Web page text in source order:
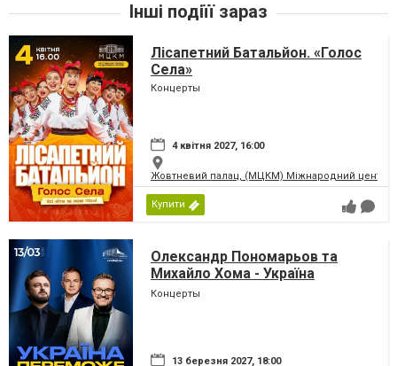
Інші подіїї зараз
Лісапетний Батальйон. «Голос
Села»
Концерты
4 квітня 2027, 16:00
Жовтневий палац, (МЦКМ) Міжнародний центр
Купити
Олександр Пономарьов та
Михайло Хома - Україна
Переможе!
Концерты
13 березня 2027, 18:00